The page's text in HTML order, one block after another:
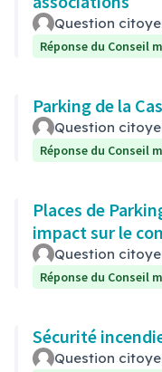
Question
Réponse du Conseil
Parking de la
Question
Réponse du Conseil
Places de
impact sur le
Question
Réponse du Conseil
Sécurité
Question